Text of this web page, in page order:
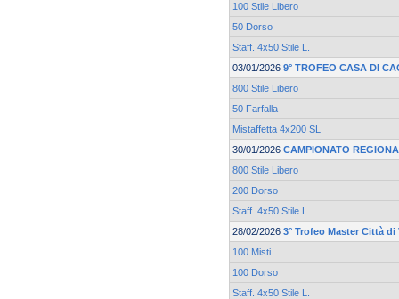
100 Stile Libero
50 Dorso
Staff. 4x50 Stile L.
03/01/2026 9° TROFEO CASA DI
800 Stile Libero
50 Farfalla
Mistaffetta 4x200 SL
30/01/2026 CAMPIONATO
800 Stile Libero
200 Dorso
Staff. 4x50 Stile L.
28/02/2026 3° Trofeo Master Città
100 Misti
100 Dorso
Staff. 4x50 Stile L.